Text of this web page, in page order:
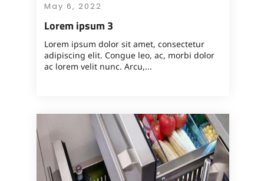
May 6, 2022
Lorem ipsum 3
Lorem ipsum dolor sit amet, consectetur
adipiscing elit. Congue leo, ac, morbi dolor
ac lorem velit nunc. Arcu,...